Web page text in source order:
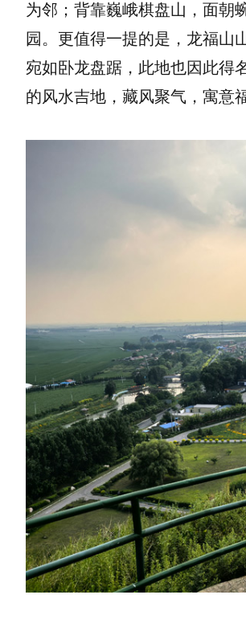
为邻；背靠巍峨棋盘山，面朝
园。更值得一提的是，龙福山
宛如卧龙盘踞，此地也因此得
的风水吉地，藏风聚气，寓意